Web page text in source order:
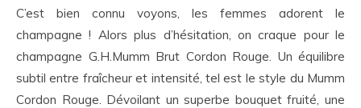
C’est bien connu voyons, les femmes adorent le
champagne ! Alors plus d’hésitation, on craque pour le
champagne G.H.Mumm Brut Cordon Rouge. Un équilibre
subtil entre fraîcheur et intensité, tel est le style du Mumm
Cordon Rouge. Dévoilant un superbe bouquet fruité, une